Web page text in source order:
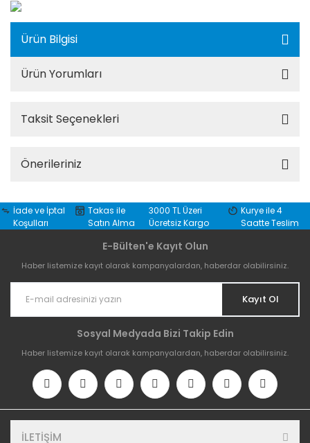
Ürün Bilgisi
Ürün Yorumları
Taksit Seçenekleri
Önerileriniz
İade ve İptal
Koşulları
Takas ile
Satın Alma
3000 TL Üzeri
Ücretsiz Kargo
Kurye ile 4
Saatte Teslim
E-Bülten'e Kayıt Olun
Haber listemize kayıt olarak kampanyalardan, haberdar olabilirsiniz.
Kayıt Ol
Sosyal Medyada Bizi Takip Edin
Haber listemize kayıt olarak kampanyalardan, haberdar olabilirsiniz.
İLETİŞİM